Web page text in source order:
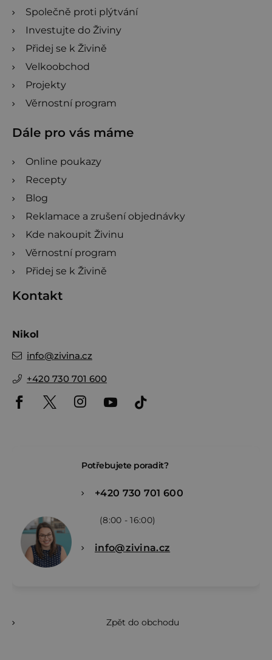
Společně proti plýtvání
Investujte do Živiny
Přidej se k Živině
Velkoobchod
Projekty
Věrnostní program
Dále pro vás máme
Online poukazy
Recepty
Blog
Reklamace a zrušení objednávky
Kde nakoupit Živinu
Věrnostní program
Přidej se k Živině
Kontakt
Nikol
info@zivina.cz
+420 730 701 600
Potřebujete poradit?
+420 730 701 600
(8:00 - 16:00)
info@zivina.cz
Zpět do obchodu